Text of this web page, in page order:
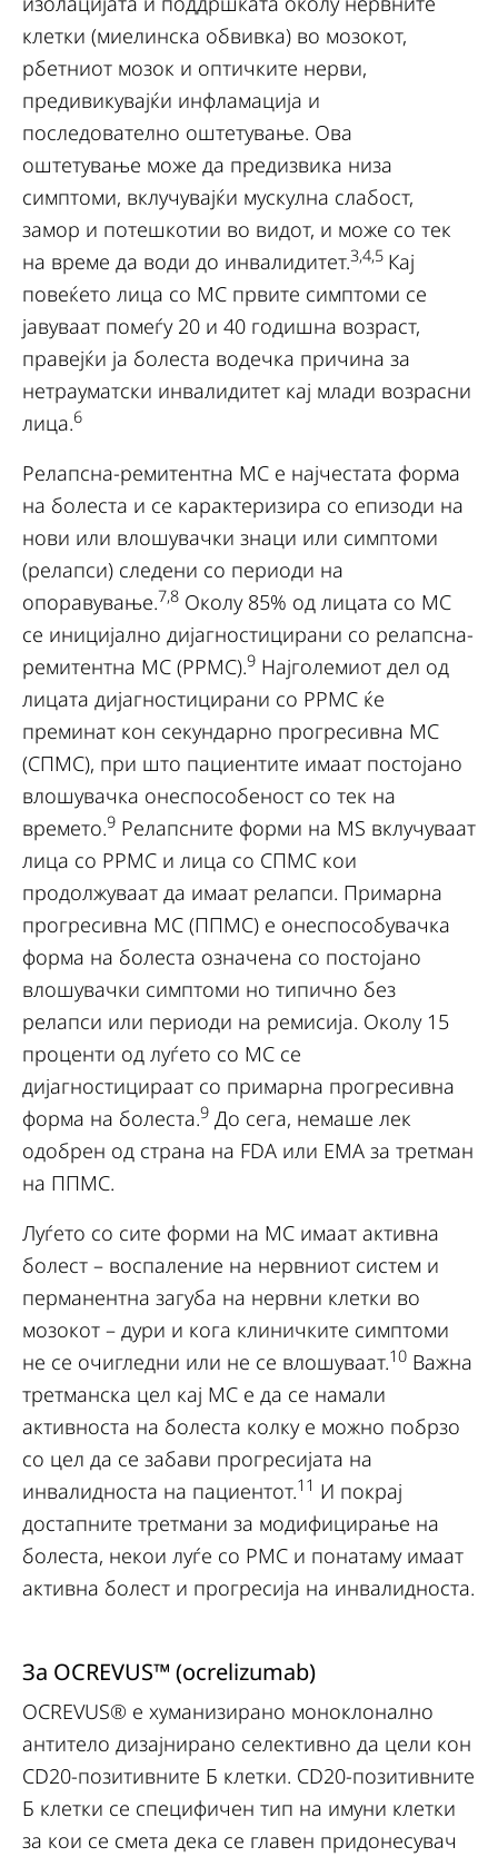
клетки (миелинска обвивка) во мозокот,
рбетниот мозок и оптичките нерви,
предивикувајќи инфламација и
последователно оштетување. Ова
оштетување може да предизвика низа
симптоми, вклучувајќи мускулна слабост,
замор и потешкотии во видот, и може со тек
на време да води до инвалидитет.3,4,5 Кај
повеќето лица со МС првите симптоми се
јавуваат помеѓу 20 и 40 годишна возраст,
правејќи ја болеста водечка причина за
нетрауматски инвалидитет кај млади возрасни
лица.6
Релапсна-ремитентна МС е најчестата форма
на болеста и се карактеризира со епизоди на
нови или влошувачки знаци или симптоми
(релапси) следени со периоди на
опоравување.7,8 Околу 85% од лицата со МС
се иницијално дијагностицирани со релапсна-
ремитентна МС (РРМС).9 Најголемиот дел од
лицата дијагностицирани со РРМС ќе
преминат кон секундарно прогресивна МС
(СПМС), при што пациентите имаат постојано
влошувачка онеспособеност со тек на
времето.9 Релапсните форми на MS вклучуваат
лица со РРМС и лица со СПМС кои
продолжуваат да имаат релапси. Примарна
прогресивна МС (ППМС) е онеспособувачка
форма на болеста означена со постојано
влошувачки симптоми но типично без
релапси или периоди на ремисија. Околу 15
проценти од луѓето со МС се
дијагностицираат со примарна прогресивна
форма на болеста.9 До сега, немаше лек
одобрен од страна на FDA или ЕМА за третман
на ППМС.
Луѓето со сите форми на МС имаат активна
болест – воспаление на нервниот систем и
перманентна загуба на нервни клетки во
мозокот – дури и кога клиничките симптоми
не се очигледни или не се влошуваат.10 Важна
третманска цел кај МС е да се намали
активноста на болеста колку е можно побрзо
со цел да се забави прогресијата на
инвалидноста на пациентот.11 И покрај
достапните третмани за модифицирање на
болеста, некои луѓе со РМС и понатаму имаат
активна болест и прогресија на инвалидноста.
За OCREVUS™ (ocrelizumab)
OCREVUS® e хуманизирано моноклонално
антитело дизајнирано селективно да цели кон
CD20-позитивните Б клетки. CD20-позитивните
Б клетки се специфичен тип на имуни клетки
за кои се смета дека се главен придонесувач